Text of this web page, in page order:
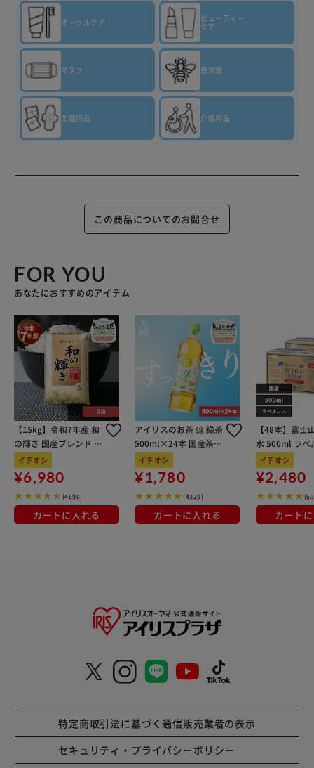
オーラルケア
ビューティー
ケア
マスク 虫対策
生理用品 介護用品
この商品についてのお問合せ
FOR YOU
あなたにおすすめのアイテム
【15kg】令和7年産 和
の輝き 国産ブレンド 5
kg×3袋
イチオシ
¥6,980
(4690)
カートに入れる
アイリスのお茶 綠 緑茶
500ml×24本 国産茶葉
100％使用
イチオシ
¥1,780
(4329)
カートに入れる
【48本】富士
水 500ml ラベ
イチオシ
¥2,480
カート
特定商取引法に基づく通信販売業者の表示
セキュリティ・プライバシーポリシー